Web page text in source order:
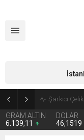
İran 2
GRAM ALTIN
6.139,11
DOLAR
46,1519